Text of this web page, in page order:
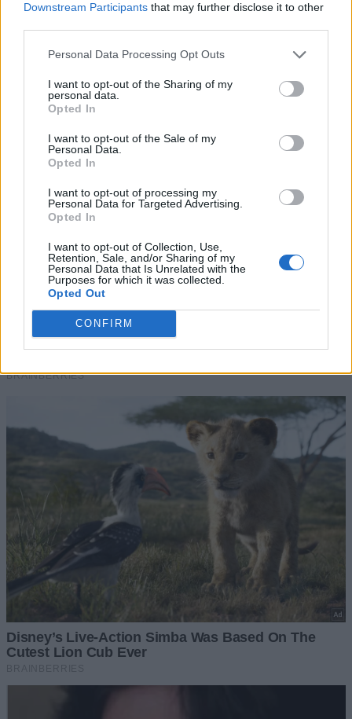
Downstream Participants that may further disclose it to other
Personal Data Processing Opt Outs
I want to opt-out of the Sharing of my
personal data.
Opted In
I want to opt-out of the Sale of my
Personal Data.
Opted In
I want to opt-out of processing my
Personal Data for Targeted Advertising.
Opted In
I want to opt-out of Collection, Use,
Retention, Sale, and/or Sharing of my
Personal Data that Is Unrelated with the
Purposes for which it was collected.
Opted Out
CONFIRM
Αυτό είναι το ελληνικό νησί που η
Bild χαρακτηρίζει ως «μυστικό
διαμάντι»
ιταλική τηλεόραση - «Αυθεντικός
προορισμός των Κυκλάδων»